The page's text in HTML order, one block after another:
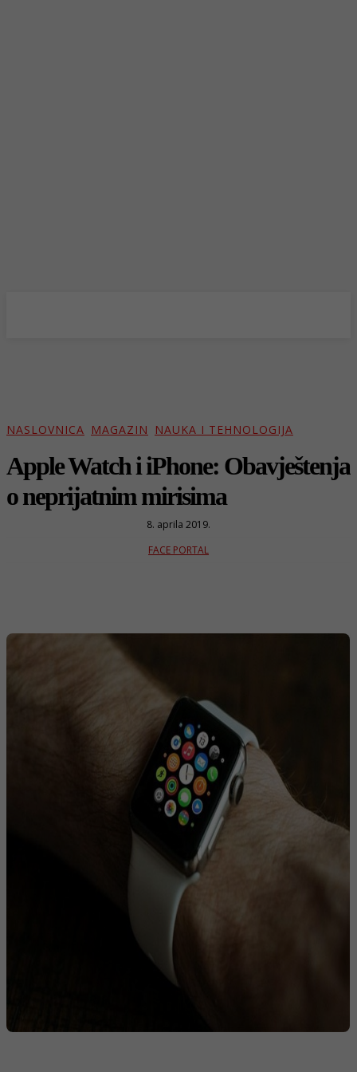
NASLOVNICA MAGAZIN NAUKA I TEHNOLOGIJA
Apple Watch i iPhone: Obavještenja
o neprijatnim mirisima
8. aprila 2019.
FACE PORTAL